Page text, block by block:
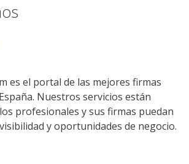
es el portal de las mejores firmas
Nuestros servicios están
profesionales y sus firmas puedan
y oportunidades de negocio.